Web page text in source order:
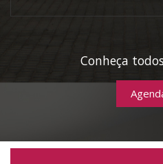
Conheça